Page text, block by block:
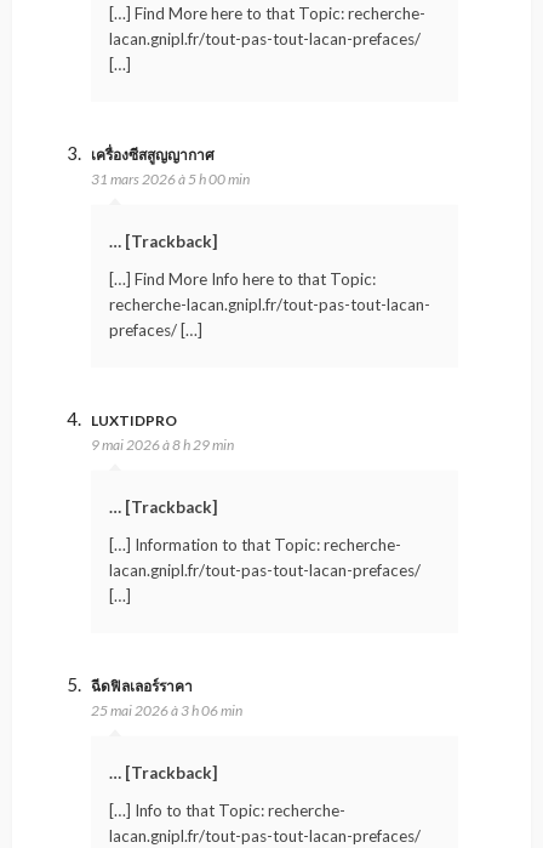
[…] Find More here to that Topic: recherche-
lacan.gnipl.fr/tout-pas-tout-lacan-prefaces/
[…]
เครื่องซีสสูญญากาศ
31 mars 2026 à 5 h 00 min
… [Trackback]
[…] Find More Info here to that Topic:
recherche-lacan.gnipl.fr/tout-pas-tout-lacan-
prefaces/ […]
LUXTIDPRO
9 mai 2026 à 8 h 29 min
… [Trackback]
[…] Information to that Topic: recherche-
lacan.gnipl.fr/tout-pas-tout-lacan-prefaces/
[…]
ฉีดฟิลเลอร์ราคา
25 mai 2026 à 3 h 06 min
… [Trackback]
[…] Info to that Topic: recherche-
lacan.gnipl.fr/tout-pas-tout-lacan-prefaces/